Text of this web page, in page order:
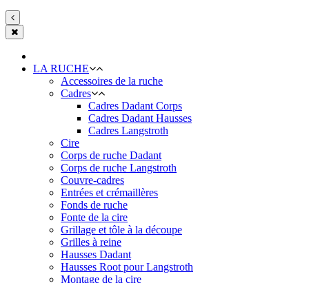
LA RUCHE
Accessoires de la ruche
Cadres
Cadres Dadant Corps
Cadres Dadant Hausses
Cadres Langstroth
Cire
Corps de ruche Dadant
Corps de ruche Langstroth
Couvre-cadres
Entrées et crémaillères
Fonds de ruche
Fonte de la cire
Grillage et tôle à la découpe
Grilles à reine
Hausses Dadant
Hausses Root pour Langstroth
Montage de la cire